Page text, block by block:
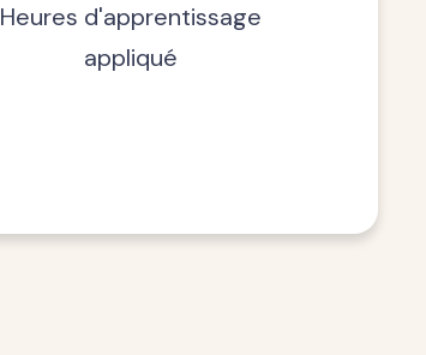
Heures d'apprentissage
appliqué